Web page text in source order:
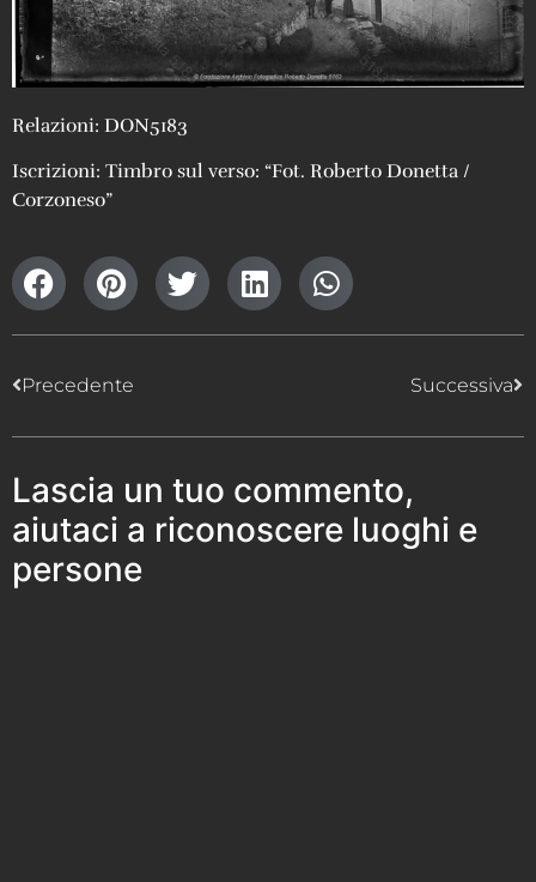
Relazioni: DON5183
Iscrizioni: Timbro sul verso: “Fot. Roberto Donetta /
Corzoneso”
Precedente Successiva
Lascia un tuo commento,
aiutaci a riconoscere luoghi e
persone